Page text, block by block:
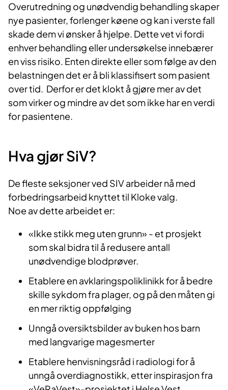
bør reduseres eller fases helt ut fordi de
ikke gir helsegevinst.
Legeforeningen legger vekt på at "Gjør
kloke valg" handler om kvalitet og
pasientsikkerhet. Det er ikke et
sparetiltak. Målsettingen er økt kvalitet på
helsetjenestene, og det er utarbeidet
kriterier som må oppfylles dersom
Overutredning og unødvendig behandling skaper
nye pasienter, forlenger køene og kan i verste fall
skade dem vi ønsker å hjelpe. Dette vet vi fordi
enhver behandling eller undersøkelse innebærer
en viss risiko. Enten direkte eller som følge av den
belastningen det er å bli klassifisert som pasient
over tid. Derfor er det klokt å gjøre mer av det
som virker og mindre av det som ikke har en verdi
for pasientene.
Hva gjør SiV?
De fleste seksjoner ved SIV arbeider nå med
forbedringsarbeid knyttet til Kloke valg.
Noe av dette arbeidet er:
«Ikke stikk meg uten grunn» - et prosjekt
som skal bidra til å redusere antall
unødvendige blodprøver.
Etablere en avklaringspoliklinikk for å bedre
skille sykdom fra plager, og på den måten gi
en mer riktig oppfølging
Unngå oversiktsbilder av buken hos barn
med langvarige magesmerter
Etablere henvisningsråd i radiologi for å
unngå overdiagnostikk, etter inspirasjon fra